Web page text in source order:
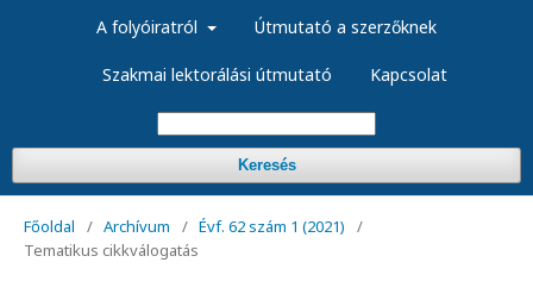
A folyóiratról Útmutató a szerzőknek
Szakmai lektorálási útmutató Kapcsolat
Keresés
Főoldal / Archívum / Évf. 62 szám 1 (2021)
/
Tematikus cikkválogatás